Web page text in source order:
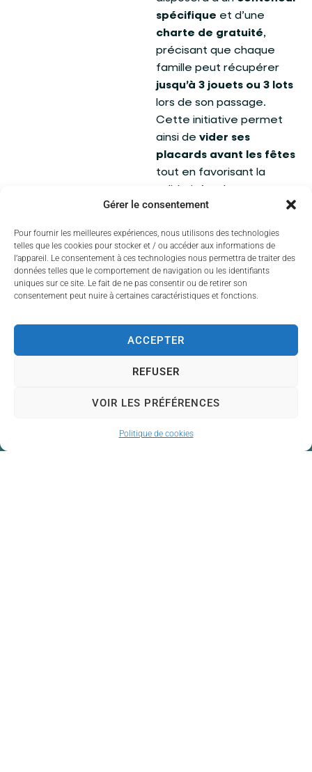
Gérer le consentement
Pour fournir les meilleures expériences, nous utilisons des technologies
telles que les cookies pour stocker et / ou accéder aux informations de
l’appareil. Le consentement à ces technologies nous permettra de traiter des
données telles que le comportement de navigation ou les identifiants
uniques sur ce site. Le fait de ne pas consentir ou de retirer son
consentement peut nuire à certaines caractéristiques et fonctions.
ACCEPTER
REFUSER
VOIR LES PRÉFÉRENCES
Politique de cookies
spécifique et d’une
charte de gratuité,
précisant que chaque
famille peut récupérer
jusqu’à 3 jouets ou 3 lots
lors de son passage.
Cette initiative permet
ainsi de vider ses
placards avant les fêtes
tout en favorisant la
entre habitants.
Plus d'infos sur
www.limoges-
metropole.fr